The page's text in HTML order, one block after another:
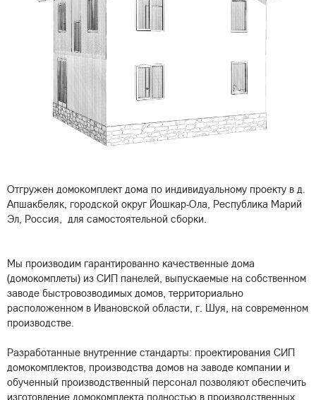
Отгружен домокомплект дома по индивидуальному проекту в д.
Апшакбеляк, городской округ Йошкар-Ола, Республика Марий
Эл, Россия, для самостоятельной сборки.
Мы производим гарантированно качественные дома
(домокомплеты) из СИП панелей, выпускаемые на собственном
заводе быстровозводимых домов, территориально
расположенном в Ивановской области, г. Шуя, на современном
производстве.
Разработанные внутренние стандарты: проектирования СИП
домокомплектов, производства домов на заводе компании и
обученный производственный персонал позволяют обеспечить
изготовление домокомплекта полностью в производственных